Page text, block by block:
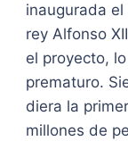
inaugurada
rey Alfonso
el proyecto,
prematuro.
diera la
millones de